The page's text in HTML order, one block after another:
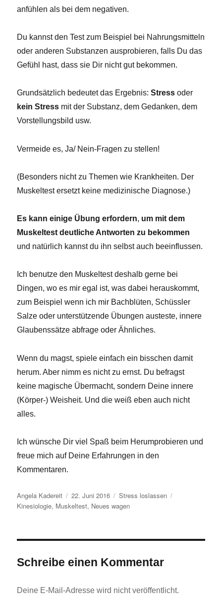
anfühlen als bei dem negativen.
Du kannst den Test zum Beispiel bei Nahrungsmitteln
oder anderen Substanzen ausprobieren, falls Du das
Gefühl hast, dass sie Dir nicht gut bekommen.
Grundsätzlich bedeutet das Ergebnis:Stress oder
kein Stress mit der Substanz, dem Gedanken, dem
Vorstellungsbild usw.
Vermeide es, Ja/ Nein-Fragen zu stellen!
(Besonders nicht zu Themen wie Krankheiten. Der
Muskeltest ersetzt keine medizinische Diagnose.)
Es kann einige Übung erfordern, um mit dem
Muskeltest deutliche Antworten zu bekommen
und natürlich kannst du ihn selbst auch beeinflussen.
Ich benutze den Muskeltest deshalb gerne bei
Dingen, wo es mir egal ist, was dabei herauskommt,
zum Beispiel wenn ich mir Bachblüten, Schüssler
Salze oder unterstützende Übungen austeste, innere
Glaubenssätze abfrage oder Ähnliches.
Wenn du magst, spiele einfach ein bisschen damit
herum. Aber nimm es nicht zu ernst. Du befragst
keine magische Übermacht, sondern Deine innere
(Körper-) Weisheit. Und die weiß eben auch nicht
alles.
Ich wünsche Dir viel Spaß beim Herumprobieren und
freue mich auf Deine Erfahrungen in den
Kommentaren.
Autor
Angela Kadereit
Veröffentlicht
am
22. Juni 2016 Kategorien
Stress loslassen
Kinesiologie, Muskeltest, Neues wagen
Schreibe einen Kommentar
Deine E-Mail-Adresse wird nicht veröffentlicht.